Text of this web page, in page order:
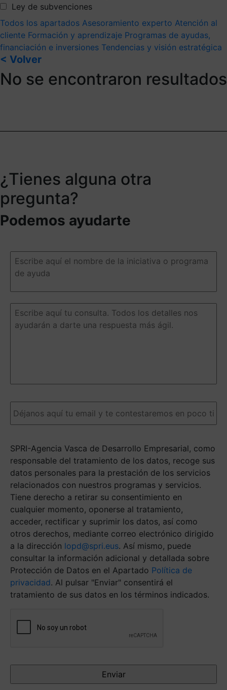
Ley de subvenciones
Todos los apartados Asesoramiento experto Atención al
cliente Formación y aprendizaje Programas de ayudas,
financiación e inversiones Tendencias y visión estratégica
< Volver
No se encontraron resultados
¿Tienes alguna otra
pregunta?
Podemos ayudarte
Escribe
aquí
el
la
iniciativa
Escribe
aquí
tu
darte
una
ágil.
(Obligatorio)
Email (Obligatorio)
SPRI-Agencia Vasca de Desarrollo Empresarial, como
responsable del tratamiento de los datos, recoge sus
datos personales para la prestación de los servicios
relacionados con nuestros programas y servicios.
Tiene derecho a retirar su consentimiento en
cualquier momento, oponerse al tratamiento,
acceder, rectificar y suprimir los datos, así como
otros derechos, mediante correo electrónico dirigido
a la dirección lopd@spri.eus. Así mismo, puede
consultar la información adicional y detallada sobre
Protección de Datos en el Apartado Política de
privacidad. Al pulsar "Enviar" consentirá el
tratamiento de sus datos en los términos indicados.